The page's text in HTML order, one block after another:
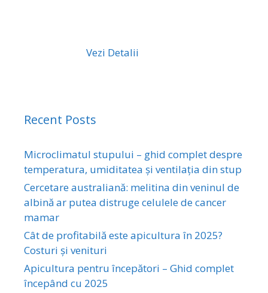
Vezi Detalii
Recent Posts
Microclimatul stupului – ghid complet despre
temperatura, umiditatea și ventilația din stup
Cercetare australiană: melitina din veninul de
albină ar putea distruge celulele de cancer
mamar
Cât de profitabilă este apicultura în 2025?
Costuri și venituri
Apicultura pentru începători – Ghid complet
începând cu 2025